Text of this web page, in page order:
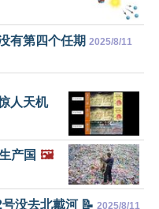
有第四个任期 2025/8/11
人天机
产国 🖼️
没去北戴河 📝 2025/8/11